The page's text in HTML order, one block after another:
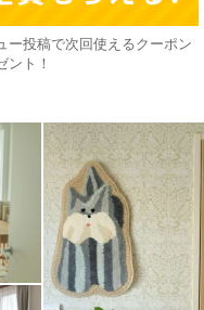
ー投稿で次回使えるクーポン
ント！